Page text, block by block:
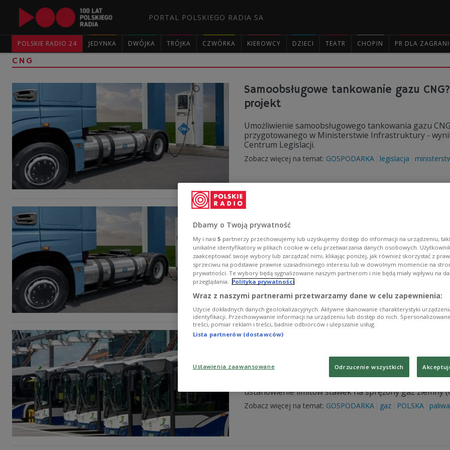
PORTAL POLSKIEGO RADIA SA
POLSKIE RADIO 24 JEDYNKA DWÓJKA TRÓJKA CZWÓRKA KIEROWCY DZIECI TEATR CHOPIN PR DLA
CNG
Samoobsługowe tankowanie gazu
projekt
Umożliwienie samoobsługowego tankowania gazu
przygotowanego w Ministerstwie Infrastruktury -
Centrum Legislacji.
Zobacz więcej na temat: GOSPODARKA legislacja
"Pierwsze takie w Polsce". PGNiG
tankowania LNG i CNG
Spółka PGNiG Obrót Detaliczny wchodząca w skład
(LCNG) w Koszalinie i Zielonej Górze - podał koncern.
Zobacz więcej na temat:GOSPODARKA GDDKiA drogi
PGNiG LNG
Apel samorządowców w sprawie cen
Ministerstwo Klimatu i Środowiska analizuje
rosnących cen gazu - wynika z informacji resortu,
ustanowienie limitów stawek na sprężony gaz ziemny
Zobacz więcej na temat: GOSPODARKA gaz POLSKA
Dbamy o Twoją prywatność
My i nasi 5 partnerzy przechowujemy lub uzyskujemy dostęp do informacji na urządzeniu,
unikalne identyfikatory w plikach cookie w celu przetwarzania danych osobowych.
zaakceptować swoje wybory lub zarządzać nimi, klikając poniżej, jak również skorzystać z
sprzeciwu na podstawie prawnie uzasadnionego interesu lub w dowolnym momencie na
prywatności. Te wybory będą sygnalizowane naszym partnerom i nie będą miały wpływu na
przeglądania. Polityka prywatności
Wraz z naszymi partnerami przetwarzamy dane w celu zapewnienia:
Użycie dokładnych danych geolokalizacyjnych. Aktywne skanowanie charakterystyki
identyfikacji. Przechowywanie informacji na urządzeniu lub dostęp do nich.
treści, pomiar reklam i treści, badnie odbiorców i ulepszanie usług.
Lista partnerów (dostawców)
Ustawienia zaawansowane Odrzucenie wszystkich